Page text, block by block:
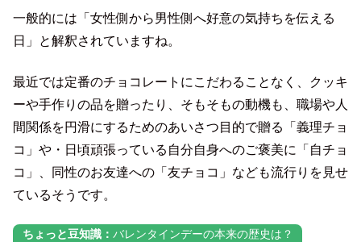
一般的には「女性側から男性側へ好意の気持ちを伝える
日」と解釈されていますね。
最近では定番のチョコレートにこだわることなく、クッキ
ーや手作りの品を贈ったり、そもそもの動機も、職場や人
間関係を円滑にするためのあいさつ目的で贈る「義理チョ
コ」や・日頃頑張っている自分自身へのご褒美に「自チョ
コ」、同性のお友達への「友チョコ」なども流行りを見せ
ているそうです。
ちょっと豆知識： バレンタインデーの本来の歴史は？